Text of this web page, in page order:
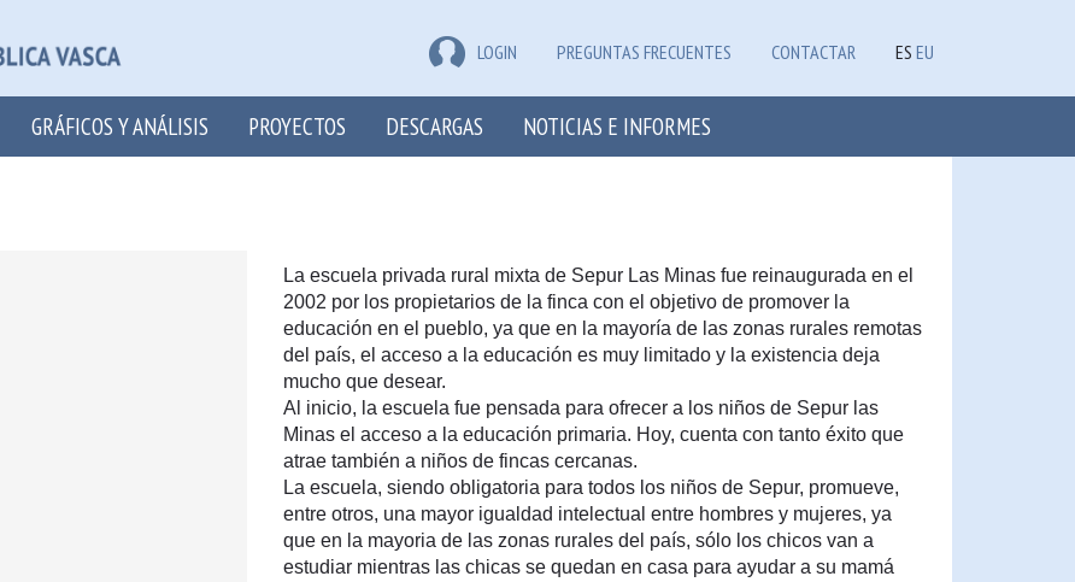
LOGIN PREGUNTAS FRECUENTES CONTACTAR ES EU
GRÁFICOS Y ANÁLISIS PROYECTOS DESCARGAS NOTICIAS E INFORMES
La escuela privada rural mixta de Sepur Las Minas fue reinaugurada en el
2002 por los propietarios de la finca con el objetivo de promover la
educación en el pueblo, ya que en la mayoría de las zonas rurales remotas
del país, el acceso a la educación es muy limitado y la existencia deja
mucho que desear.
Al inicio, la escuela fue pensada para ofrecer a los niños de Sepur las
Minas el acceso a la educación primaria. Hoy, cuenta con tanto éxito que
atrae también a niños de fincas cercanas.
La escuela, siendo obligatoria para todos los niños de Sepur, promueve,
entre otros, una mayor igualdad intelectual entre hombres y mujeres, ya
que en la mayoria de las zonas rurales del país, sólo los chicos van a
estudiar mientras las chicas se quedan en casa para ayudar a su mamá